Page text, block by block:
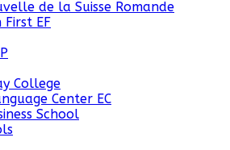
de la Suisse Romande
First EF
College
Center EC
School